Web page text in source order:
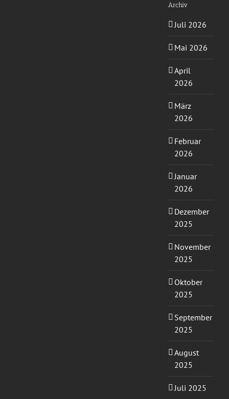
Archiv
Juli 2026
Mai 2026
April
2026
März
2026
Februar
2026
Januar
2026
Dezember
2025
November
2025
Oktober
2025
September
2025
August
2025
Juli 2025